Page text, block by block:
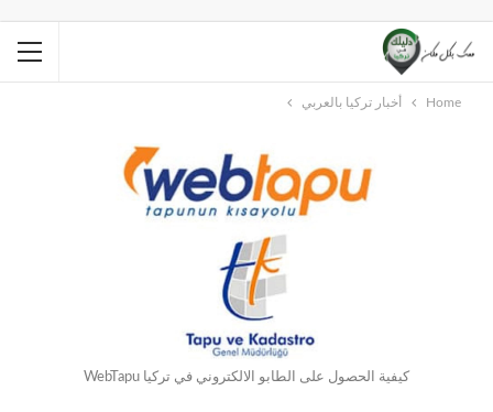
Home أخبار تركيا بالعربي
كيفية الحصول على الطابو الالكتروني في تركيا WebTapu